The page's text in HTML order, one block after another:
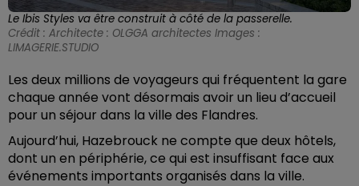
Le Ibis Styles va être construit à côté de la passerelle.
Crédit : Architecte : OLGGA architectes Images :
LIMAGERIE.STUDIO
Les deux millions de voyageurs qui fréquentent la gare
chaque année vont désormais avoir un lieu d’accueil
pour un séjour dans la ville des Flandres.
Aujourd’hui, Hazebrouck ne compte que deux hôtels,
dont un en périphérie, ce qui est insuffisant face aux
événements importants organisés dans la ville.